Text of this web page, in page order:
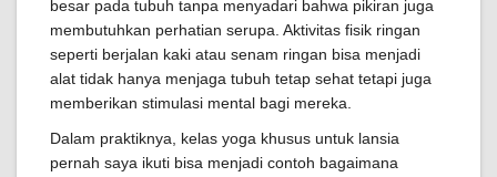
besar pada tubuh tanpa menyadari bahwa pikiran juga
membutuhkan perhatian serupa. Aktivitas fisik ringan
seperti berjalan kaki atau senam ringan bisa menjadi
alat tidak hanya menjaga tubuh tetap sehat tetapi juga
memberikan stimulasi mental bagi mereka.
Dalam praktiknya, kelas yoga khusus untuk lansia
pernah saya ikuti bisa menjadi contoh bagaimana